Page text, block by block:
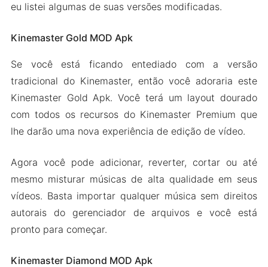
eu listei algumas de suas versões modificadas.
Kinemaster Gold MOD Apk
Se você está ficando entediado com a versão
tradicional do Kinemaster, então você adoraria este
Kinemaster Gold Apk. Você terá um layout dourado
com todos os recursos do Kinemaster Premium que
lhe darão uma nova experiência de edição de vídeo.
Agora você pode adicionar, reverter, cortar ou até
mesmo misturar músicas de alta qualidade em seus
vídeos. Basta importar qualquer música sem direitos
autorais do gerenciador de arquivos e você está
pronto para começar.
Kinemaster Diamond MOD Apk